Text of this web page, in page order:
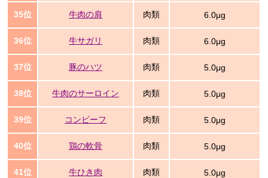
35位 牛肉の肩 肉類 6.0μg
36位 牛サガリ 肉類 6.0μg
37位 豚のハツ 肉類 5.0μg
38位 牛肉のサーロイン 肉類 5.0μg
39位 コンビーフ 肉類 5.0μg
40位 鶏の軟骨 肉類 5.0μg
41位 牛ひき肉 肉類 5.0μg